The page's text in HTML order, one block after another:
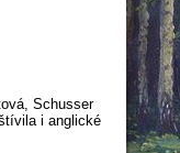
Schusser
i anglické